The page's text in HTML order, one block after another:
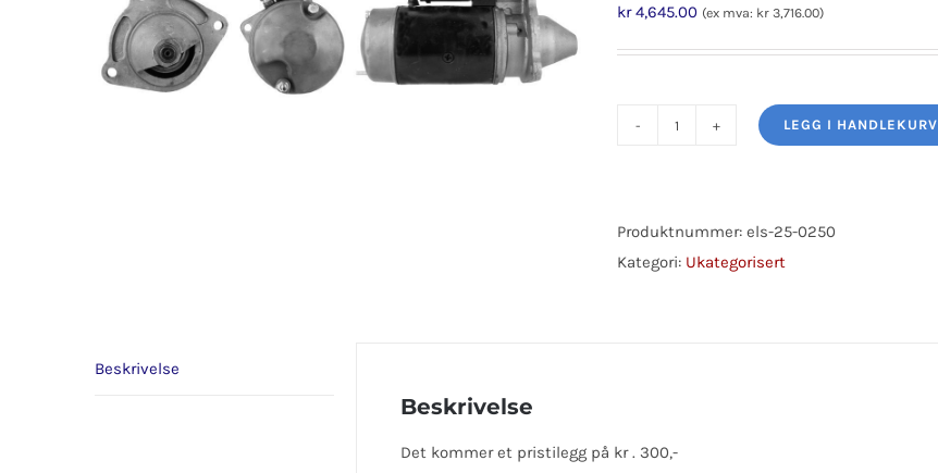
kr4,645.00 (ex mva: kr 3,716.00)
LAND
ROVER
LEGG I HANDLEKURV
Produktnummer: els-25-0250
Kategori: Ukategorisert
Beskrivelse
Beskrivelse
Det kommer et pristilegg på kr . 300,-